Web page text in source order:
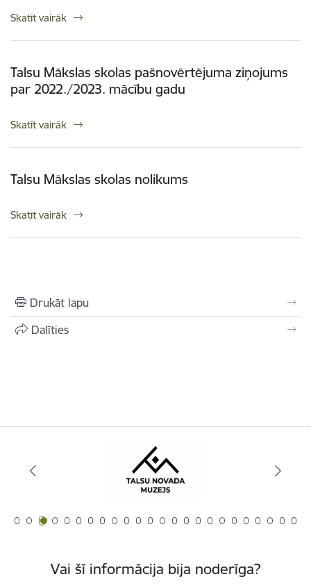
Skatīt vairāk
Talsu Mākslas skolas pašnovērtējuma ziņojums
par 2022./2023. mācību gadu
Skatīt vairāk
Talsu Mākslas skolas nolikums
Skatīt vairāk
Drukāt lapu
Dalīties
Vai šī informācija bija noderīga?